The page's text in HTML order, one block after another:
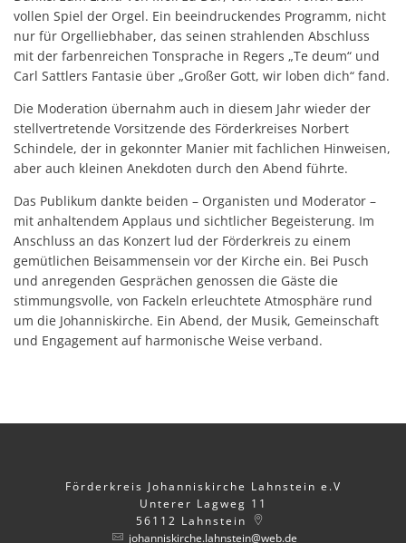
vollen Spiel der Orgel. Ein beeindruckendes Programm, nicht
nur für Orgelliebhaber, das seinen strahlenden Abschluss
mit der farbenreichen Tonsprache in Regers „Te deum“ und
Carl Sattlers Fantasie über „Großer Gott, wir loben dich“ fand.
Die Moderation übernahm auch in diesem Jahr wieder der
stellvertretende Vorsitzende des Förderkreises Norbert
Schindele, der in gekonnter Manier mit fachlichen Hinweisen,
aber auch kleinen Anekdoten durch den Abend führte.
Das Publikum dankte beiden – Organisten und Moderator –
mit anhaltendem Applaus und sichtlicher Begeisterung. Im
Anschluss an das Konzert lud der Förderkreis zu einem
gemütlichen Beisammensein vor der Kirche ein. Bei Pusch
und anregenden Gesprächen genossen die Gäste die
stimmungsvolle, von Fackeln erleuchtete Atmosphäre rund
um die Johanniskirche. Ein Abend, der Musik, Gemeinschaft
und Engagement auf harmonische Weise verband.
Förderkreis Johanniskirche Lahnstein e.V
Unterer Lagweg 11
56112 Lahnstein
johanniskirche.lahnstein@web.de